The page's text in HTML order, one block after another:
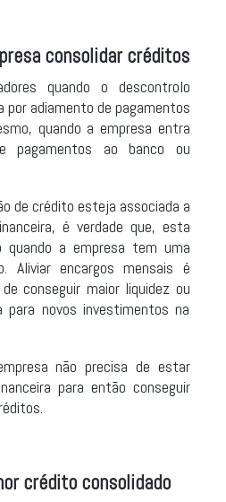
consolidar créditos
quando o descontrolo
por adiamento de pagamentos
quando a empresa entra
pagamentos ao banco ou
de crédito esteja associada a
é verdade que, esta
a empresa tem uma
Aliviar encargos mensais é
conseguir maior liquidez ou
para novos investimentos na
não precisa de estar
para então conseguir
crédito consolidado